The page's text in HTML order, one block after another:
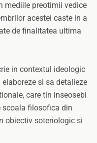
mediile preotimii vedice
acestei caste in a
de finalitatea ultima
in contextul ideologic
si sa detalieze
care tin inseosebi
scoala filosofica din
obiectiv soteriologic si